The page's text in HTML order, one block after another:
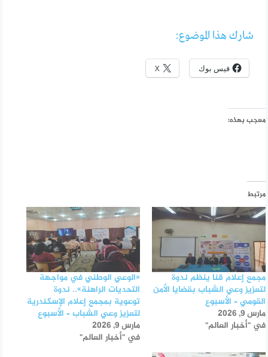
شارك هذا الموضوع:
فيس بوك X
معجب بهذه:
مرتبط
مجمع إعلام قنا ينظم ندوة
لتعزيز وعي الشباب بقضايا الأمن
القومي – الأسبوع
مارس 9, 2026
في "أخبار العالم"
«الوعي الوطني في مواجهة
التحديات الراهنة».. ندوة
توعوية بمجمع إعلام الإسكندرية
لتعزيز وعي الشباب – الأسبوع
مارس 9, 2026
في "أخبار العالم"